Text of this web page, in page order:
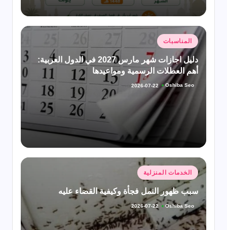
نُشر
في
المناسبات
دليل اجازات شهر مارس 2027 في الدول العربية:
أهم العطلات الرسمية ومواعيدها
تمّ
Oshiba Seo
2026-07-22
نُشر
في
الخدمات المنزلية
سبب ظهور النمل فجأة وكيفية القضاء عليه
تمّ
النشر
بواسطة
Oshiba Seo
2026-07-22